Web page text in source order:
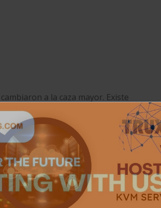
a la caza mayor. Existe
del lado del servidor (Citrix ADC)
personalizada de un cifrado Blowfish
programa y se basa en la concatenación
serie del volumen.
las notas de rescate. La decodificación
guardar sin pagar el